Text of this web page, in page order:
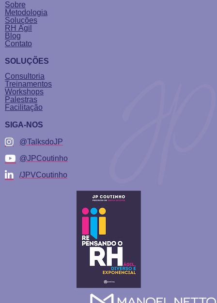
Sobre
Metodologia
Soluções
RH Ágil
Blog
Contato
SOLUÇÕES
Consultoria
Treinamentos
Workshops
Palestras
Facilitação
SIGA-NOS
@TalksdoJP
@JPCoutinho
/JPVCoutinho